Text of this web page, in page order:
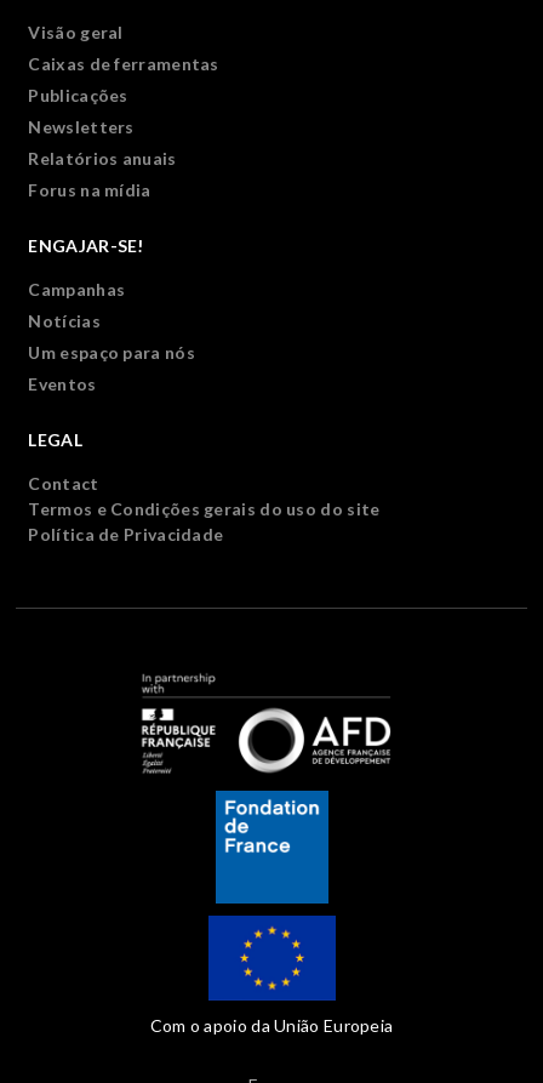
Visão geral
Caixas de ferramentas
Publicações
Newsletters
Relatórios anuais
Forus na mídia
ENGAJAR-SE!
Campanhas
Notícias
Um espaço para nós
Eventos
LEGAL
Contact
Termos e Condições gerais do uso do site
Política de Privacidade
Com o apoio da União Europeia